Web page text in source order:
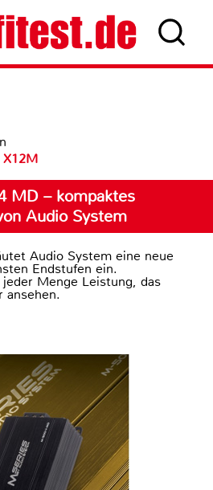
MD – kompaktes
Audio System
Audio System eine neue
Endstufen ein.
Menge Leistung, das
ansehen.